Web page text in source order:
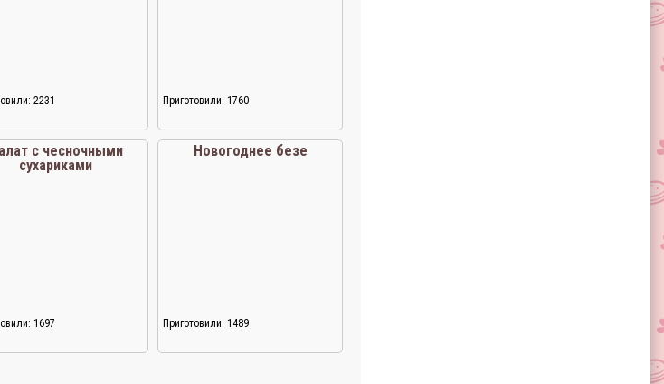
2231 Приготовили: 1760
с чесночными
сухариками
1697
Новогоднее безе
Приготовили: 1489